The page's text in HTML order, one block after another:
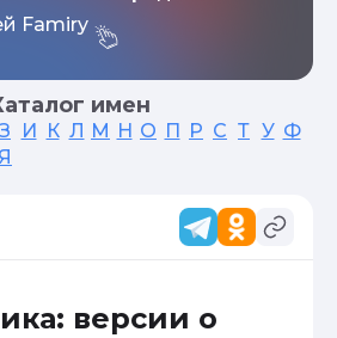
Famiry
имен
З И К Л М Н О П Р С Т У Ф
Я
версии о